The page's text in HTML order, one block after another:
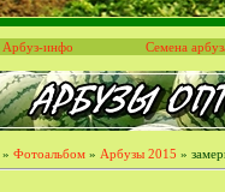
Арбуз-инфо Семена
» Фотоальбом » Арбузы 2015 »